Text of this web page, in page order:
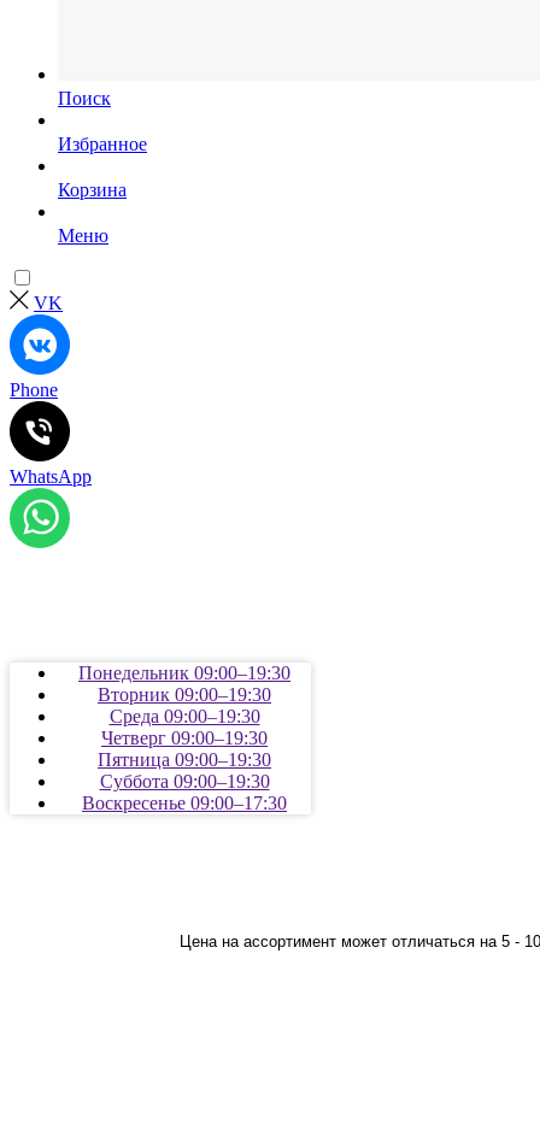
Поиск
Избранное
Корзина
Меню
VK
Phone
WhatsApp
Понедельник 09:00–19:30
Вторник 09:00–19:30
Среда 09:00–19:30
Четверг 09:00–19:30
Пятница 09:00–19:30
Суббота 09:00–19:30
Воскресенье 09:00–17:30
Цена на ассортимент может отличаться на 5 -